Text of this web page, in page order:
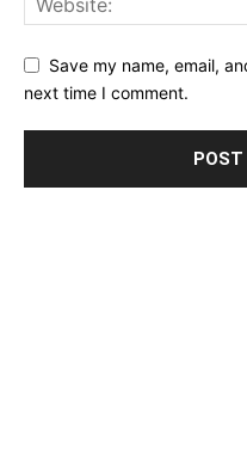
Save my name, email,
next time I comment.